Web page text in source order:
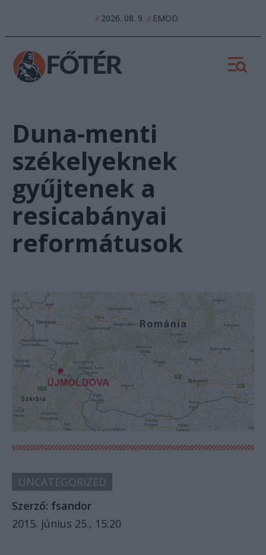
//2026. 08. 9. //EMOD
Duna-menti
székelyeknek
gyűjtenek a
resicabányai
reformátusok
UNCATEGORIZED
Szerző: fsandor
2015. június 25., 15:20